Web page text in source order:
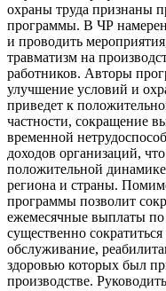
охраны труда признаны
программы. В ЧР
и проводить
травматизм на
работников. Авторы
улучшение условий и
приведет к
частности, сокращение
временной
доходов организаций,
положительной
региона и страны.
программы позволит
ежемесячные выплаты
существенно
обслуживание,
здоровью которых был
производстве.